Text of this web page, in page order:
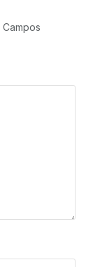
Campos